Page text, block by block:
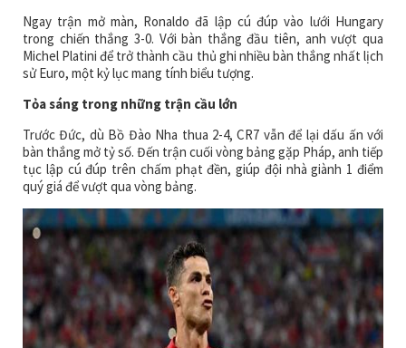
Ngay trận mở màn, Ronaldo đã lập cú đúp vào lưới Hungary
trong chiến thắng 3-0. Với bàn thắng đầu tiên, anh vượt qua
Michel Platini để trở thành cầu thủ ghi nhiều bàn thắng nhất lịch
sử Euro, một kỷ lục mang tính biểu tượng.
Tỏa sáng trong những trận cầu lớn
Trước Đức, dù Bồ Đào Nha thua 2-4, CR7 vẫn để lại dấu ấn với
bàn thắng mở tỷ số. Đến trận cuối vòng bảng gặp Pháp, anh tiếp
tục lập cú đúp trên chấm phạt đền, giúp đội nhà giành 1 điểm
quý giá để vượt qua vòng bảng.